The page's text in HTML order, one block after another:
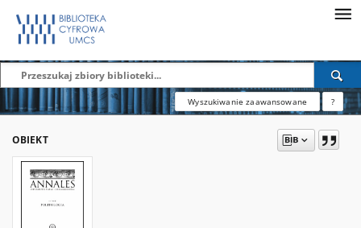
Wyszukiwanie zaawansowane ?
OBIEKT